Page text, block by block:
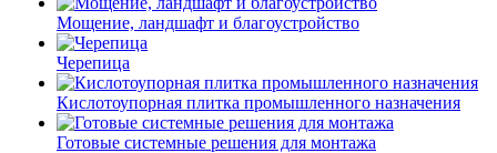
Мощение, ландшафт и благоустройство
Черепица
Кислотоупорная плитка промышленного назначения
Готовые системные решения для монтажа